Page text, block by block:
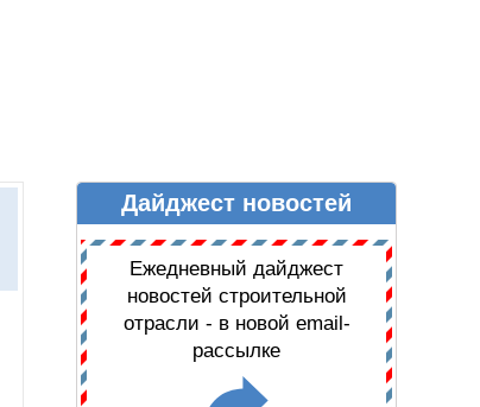
ДАЙДЖЕСТ НОВОСТЕЙДайджест новостей
Ежедневный дайджест
новостей строительной
отрасли - в новой email-
рассылке